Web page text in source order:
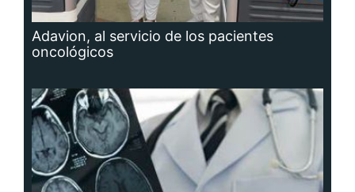
Adavion, al servicio de los pacientes
oncológicos